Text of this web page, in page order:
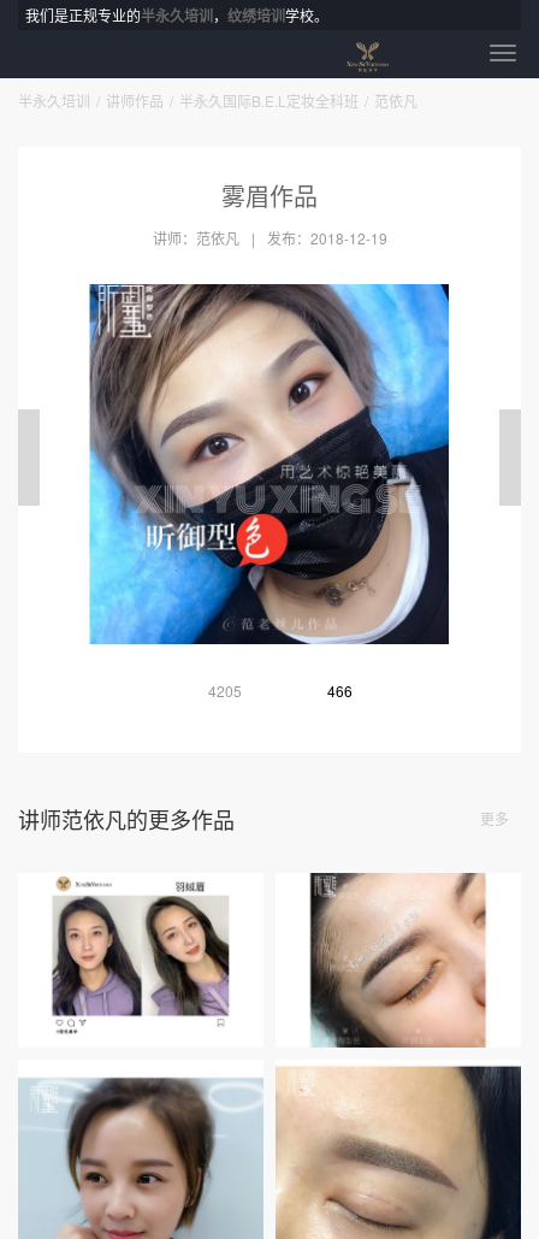
我们是正规专业的半永久培训， 纹绣培训学校。
半永久培训 讲师作品 半永久国际B.E.L定妆全科班 范依凡
雾眉作品
讲师：范依凡 发布：2018-12-19
4205 466
更多
讲师范依凡的更多作品